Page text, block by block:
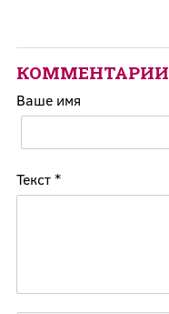
КОММЕНТАРИИ
Ваше имя
Текст *